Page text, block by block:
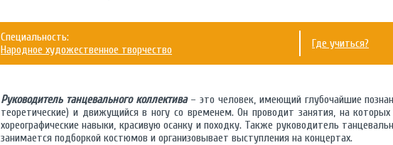
Специальность:
Народное художественное творчество
Где учиться?
Руководитель танцевального коллектива– это человек, имеющий глубочайшие
теоретические) и движущийся в ногу со временем. Он проводит занятия, на
хореографические навыки, красивую осанку и походку. Также руководитель
занимается подборкой костюмов и организовывает выступления на концертах.